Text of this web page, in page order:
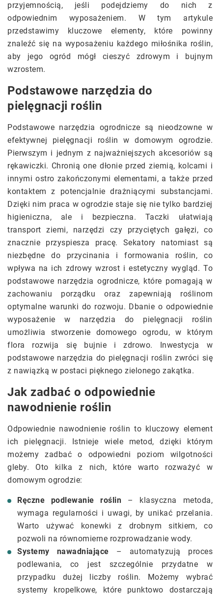
przyjemnością, jeśli podejdziemy do nich z
odpowiednim wyposażeniem. W tym artykule
przedstawimy kluczowe elementy, które powinny
znaleźć się na wyposażeniu każdego miłośnika roślin,
aby jego ogród mógł cieszyć zdrowym i bujnym
wzrostem.
Podstawowe narzędzia do
pielęgnacji roślin
Podstawowe narzędzia ogrodnicze są nieodzowne w
efektywnej pielęgnacji roślin w domowym ogrodzie.
Pierwszym i jednym z najważniejszych akcesoriów są
rękawiczki. Chronią one dłonie przed ziemią, kolcami i
innymi ostro zakończonymi elementami, a także przed
kontaktem z potencjalnie drażniącymi substancjami.
Dzięki nim praca w ogrodzie staje się nie tylko bardziej
higieniczna, ale i bezpieczna. Taczki ułatwiają
transport ziemi, narzędzi czy przyciętych gałęzi, co
znacznie przyspiesza pracę. Sekatory natomiast są
niezbędne do przycinania i formowania roślin, co
wpływa na ich zdrowy wzrost i estetyczny wygląd. To
podstawowe narzędzia ogrodnicze, które pomagają w
zachowaniu porządku oraz zapewniają roślinom
optymalne warunki do rozwoju. Dbanie o odpowiednie
wyposażenie w narzędzia do pielęgnacji roślin
umożliwia stworzenie domowego ogrodu, w którym
flora rozwija się bujnie i zdrowo. Inwestycja w
podstawowe narzędzia do pielęgnacji roślin zwróci się
z nawiązką w postaci pięknego zielonego zakątka.
Jak zadbać o odpowiednie
nawodnienie roślin
Odpowiednie nawodnienie roślin to kluczowy element
ich pielęgnacji. Istnieje wiele metod, dzięki którym
możemy zadbać o odpowiedni poziom wilgotności
gleby. Oto kilka z nich, które warto rozważyć w
domowym ogrodzie:
Ręczne podlewanie roślin – klasyczna metoda,
wymaga regularności i uwagi, by unikać przelania.
Warto używać konewki z drobnym sitkiem, co
pozwoli na równomierne rozprowadzanie wody.
Systemy nawadniające – automatyzują proces
podlewania, co jest szczególnie przydatne w
przypadku dużej liczby roślin. Możemy wybrać
systemy kropelkowe, które punktowo dostarczają